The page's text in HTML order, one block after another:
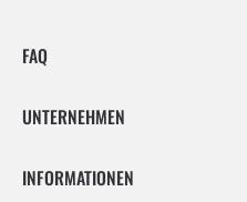
FAQ
UNTERNEHMEN
INFORMATIONEN